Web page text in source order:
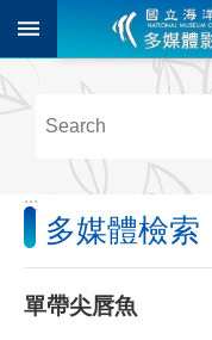
跳到主要內容區塊
階
尋
多
媒
體
檢
:::
多媒體檢索
單帶尖唇魚